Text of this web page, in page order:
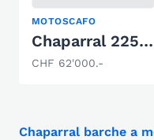
MOTOSCAFO
Chaparral 225SSI
CHF 62'000.-
Chaparral barche a